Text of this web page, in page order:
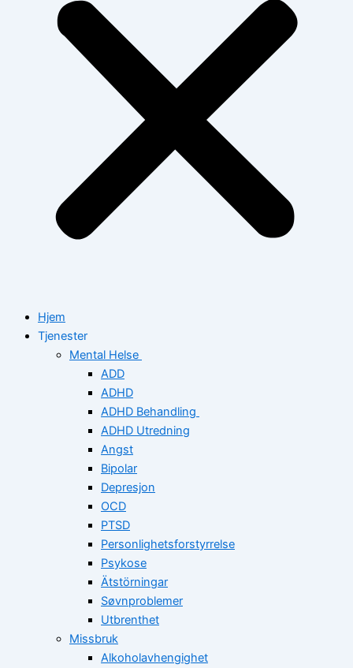
Hjem
Tjenester
Mental Helse
ADD
ADHD
ADHD Behandling
ADHD Utredning
Angst
Bipolar
Depresjon
OCD
PTSD
Personlighetsforstyrrelse
Psykose
Ätstörningar
Søvnproblemer
Utbrenthet
Missbruk
Alkoholavhengighet